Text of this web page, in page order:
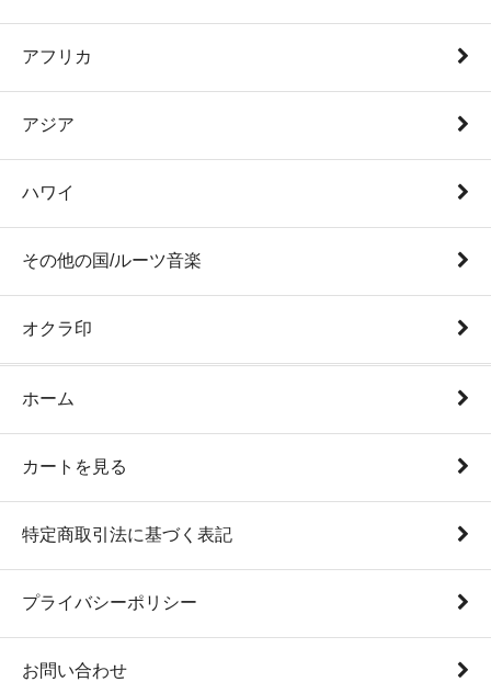
アフリカ
アジア
ハワイ
その他の国/ルーツ音楽
オクラ印
ホーム
カートを見る
特定商取引法に基づく表記
プライバシーポリシー
お問い合わせ